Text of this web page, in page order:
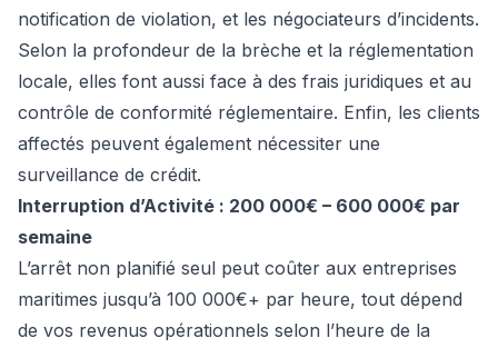
notification de violation, et les négociateurs d’incidents.
Selon la profondeur de la brèche et la réglementation
locale, elles font aussi face à des frais juridiques et au
contrôle de conformité réglementaire. Enfin, les clients
affectés peuvent également nécessiter une
surveillance de crédit.
Interruption d’Activité : 200 000€ – 600 000€ par
semaine
L’arrêt non planifié seul peut coûter aux entreprises
maritimes jusqu’à 100 000€+ par heure, tout dépend
de vos revenus opérationnels selon l’heure de la